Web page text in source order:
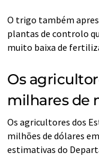
O trigo também
plantas de controlo
muito baixa de
Os
milhares de
Os agricultores dos
milhões de dólares
estimativas do